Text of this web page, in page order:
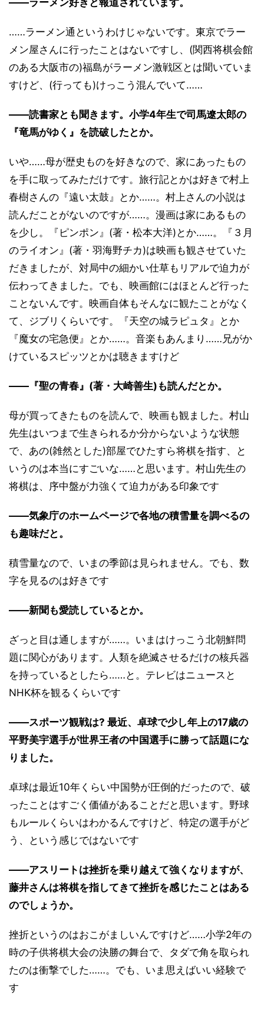
――ラーメン好きと報道されています。
……ラーメン通というわけじゃないです。東京でラー
メン屋さんに行ったことはないですし、(関西将棋会館
のある大阪市の)福島がラーメン激戦区とは聞いていま
すけど、(行っても)けっこう混んでいて……
――読書家とも聞きます。小学4年生で司馬遼太郎の
『竜馬がゆく』を読破したとか。
いや……母が歴史ものを好きなので、家にあったもの
を手に取ってみただけです。旅行記とかは好きで村上
春樹さんの『遠い太鼓』とか……。村上さんの小説は
読んだことがないのですが……。漫画は家にあるもの
を少し。『ピンポン』(著・松本大洋)とか……。『３月
のライオン』(著・羽海野チカ)は映画も観させていた
だきましたが、対局中の細かい仕草もリアルで迫力が
伝わってきました。でも、映画館にはほとんど行った
ことないんです。映画自体もそんなに観たことがなく
て、ジブリくらいです。『天空の城ラピュタ』とか
『魔女の宅急便』とか……。音楽もあんまり……兄がか
けているスピッツとかは聴きますけど
――『聖の青春』(著・大崎善生)も読んだとか。
母が買ってきたものを読んで、映画も観ました。村山
先生はいつまで生きられるか分からないような状態
で、あの(雑然とした)部屋でひたすら将棋を指す、と
いうのは本当にすごいな……と思います。村山先生の
将棋は、序中盤が力強くて迫力がある印象です
――気象庁のホームページで各地の積雪量を調べるの
も趣味だと。
積雪量なので、いまの季節は見られません。でも、数
字を見るのは好きです
――新聞も愛読しているとか。
ざっと目は通しますが……。いまはけっこう北朝鮮問
題に関心があります。人類を絶滅させるだけの核兵器
を持っているとしたら……と。テレビはニュースと
NHK杯を観るくらいです
――スポーツ観戦は? 最近、卓球で少し年上の17歳の
平野美宇選手が世界王者の中国選手に勝って話題にな
りました。
卓球は最近10年くらい中国勢が圧倒的だったので、破
ったことはすごく価値があることだと思います。野球
もルールくらいはわかるんですけど、特定の選手がど
う、という感じではないです
――アスリートは挫折を乗り越えて強くなりますが、
藤井さんは将棋を指してきて挫折を感じたことはある
のでしょうか。
挫折というのはおこがましいんですけど……小学2年の
時の子供将棋大会の決勝の舞台で、タダで角を取られ
たのは衝撃でした……。でも、いま思えばいい経験で
す